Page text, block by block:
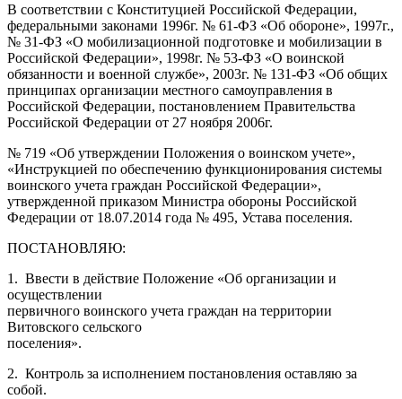
В соответствии с Конституцией Российской Федерации,
федеральными законами 1996г. № 61-ФЗ «Об обороне», 1997г.,
№ 31-ФЗ «О мобилизационной подготовке и мобилизации в
Российской Федерации», 1998г. № 53-ФЗ «О воинской
обязанности и военной службе», 2003г. № 131-ФЗ «Об общих
принципах организации местного самоуправления в
Российской Федерации, постановлением Правительства
Российской Федерации от 27 ноября 2006г.
№ 719 «Об утверждении Положения о воинском учете»,
«Инструкцией по обеспечению функционирования системы
воинского учета граждан Российской Федерации»,
утвержденной приказом Министра обороны Российской
Федерации от 18.07.2014 года № 495, Устава поселения.
ПОСТАНОВЛЯЮ:
1. Ввести в действие Положение «Об организации и
осуществлении
первичного воинского учета граждан на территории
Витовского сельского
поселения».
2. Контроль за исполнением постановления оставляю за
собой.